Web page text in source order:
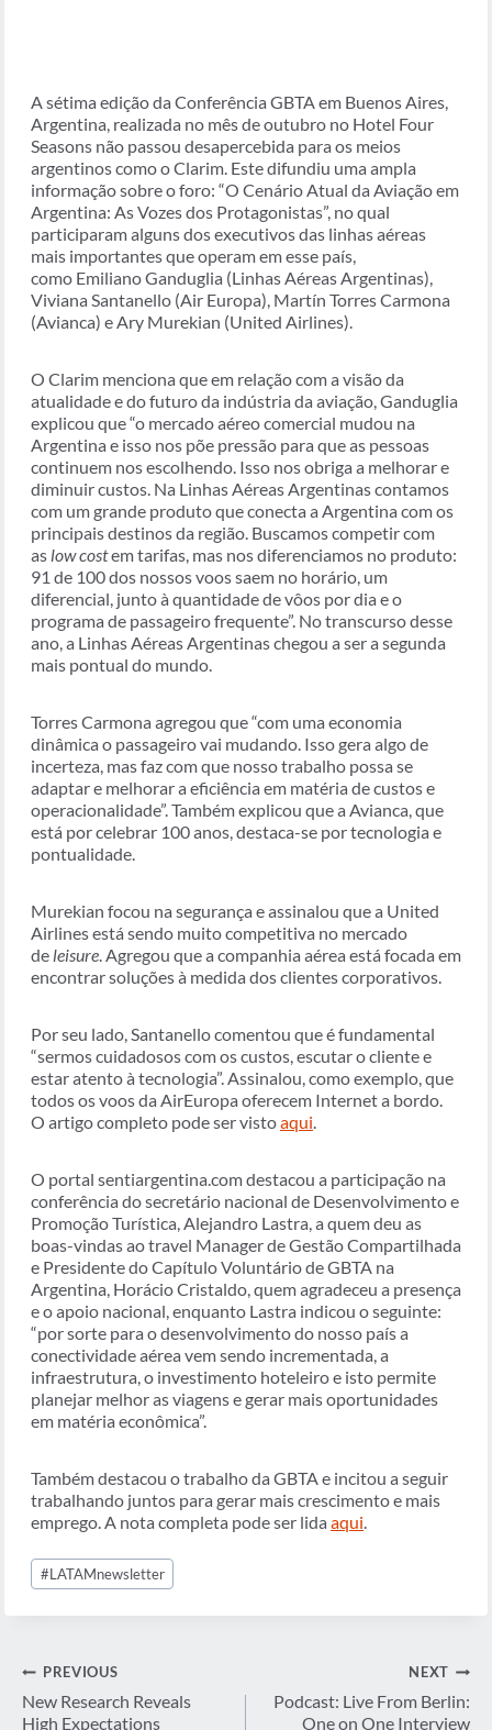
A sétima edição da Conferência GBTA em Buenos Aires,
Argentina, realizada no mês de outubro no Hotel Four
Seasons não passou desapercebida para os meios
argentinos como o Clarim. Este difundiu uma ampla
informação sobre o foro: “O Cenário Atual da Aviação em
Argentina: As Vozes dos Protagonistas”, no qual
participaram alguns dos executivos das linhas aéreas
mais importantes que operam em esse país,
como Emiliano Ganduglia (Linhas Aéreas Argentinas),
Viviana Santanello (Air Europa), Martín Torres Carmona
(Avianca) e Ary Murekian (United Airlines).
O Clarim menciona que em relação com a visão da
atualidade e do futuro da indústria da aviação, Ganduglia
explicou que “o mercado aéreo comercial mudou na
Argentina e isso nos põe pressão para que as pessoas
continuem nos escolhendo. Isso nos obriga a melhorar e
diminuir custos. Na Linhas Aéreas Argentinas contamos
com um grande produto que conecta a Argentina com os
principais destinos da região. Buscamos competir com
as low costem tarifas, mas nos diferenciamos no produto:
91 de 100 dos nossos voos saem no horário, um
diferencial, junto à quantidade de vôos por dia e o
programa de passageiro frequente”. No transcurso desse
ano, a Linhas Aéreas Argentinas chegou a ser a segunda
mais pontual do mundo.
Torres Carmona agregou que “com uma economia
dinâmica o passageiro vai mudando. Isso gera algo de
incerteza, mas faz com que nosso trabalho possa se
adaptar e melhorar a eficiência em matéria de custos e
operacionalidade”. Também explicou que a Avianca, que
está por celebrar 100 anos, destaca-se por tecnologia e
pontualidade.
Murekian focou na segurança e assinalou que a United
Airlines está sendo muito competitiva no mercado
de leisure. Agregou que a companhia aérea está focada em
encontrar soluções à medida dos clientes corporativos.
Por seu lado, Santanello comentou que é fundamental
“sermos cuidadosos com os custos, escutar o cliente e
estar atento à tecnologia”. Assinalou, como exemplo, que
todos os voos da AirEuropa oferecem Internet a bordo.
O artigo completo pode ser vistoaqui.
O portal sentiargentina.com destacou a participação na
conferência do secretário nacional de Desenvolvimento e
Promoção Turística, Alejandro Lastra, a quem deu as
boas-vindas ao travel Manager de Gestão Compartilhada
e Presidente do Capítulo Voluntário de GBTA na
Argentina, Horácio Cristaldo, quem agradeceu a presença
e o apoio nacional, enquanto Lastra indicou o seguinte:
“por sorte para o desenvolvimento do nosso país a
conectividade aérea vem sendo incrementada, a
infraestrutura, o investimento hoteleiro e isto permite
planejar melhor as viagens e gerar mais oportunidades
em matéria econômica”.
Também destacou o trabalho da GBTA e incitou a seguir
trabalhando juntos para gerar mais crescimento e mais
emprego. A nota completa pode ser lida aqui.
Post
Tags:
#LATAMnewsletter
Post
navigation
PREVIOUS
New Research Reveals
High Expectations
NEXT
Podcast: Live From Berlin:
One on One Interview